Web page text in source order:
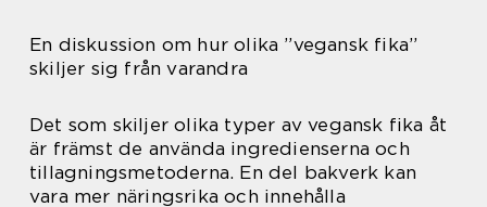
En diskussion om hur olika ”vegansk fika”
skiljer sig från varandra
Det som skiljer olika typer av vegansk fika åt
är främst de använda ingredienserna och
tillagningsmetoderna. En del bakverk kan
vara mer näringsrika och innehålla